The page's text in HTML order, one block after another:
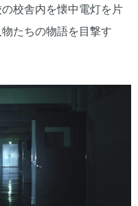
校舎内を懐中電灯を片
たちの物語を目撃す